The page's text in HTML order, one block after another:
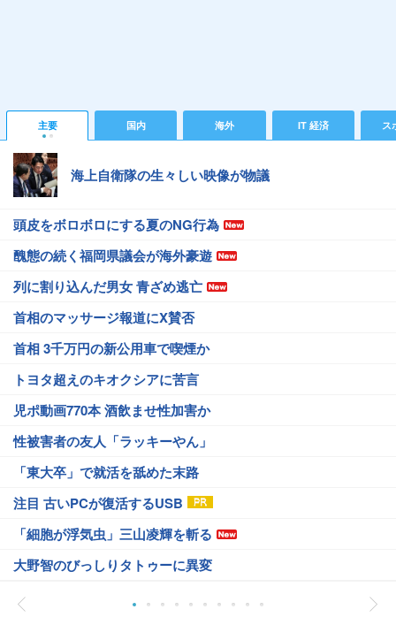
主要 国内 海外 IT 経済 ス
海上自衛隊の生々しい映像が物議
頭皮をボロボロにする夏のNG行為
醜態の続く福岡県議会が海外豪遊
列に割り込んだ男女 青ざめ逃亡
首相のマッサージ報道にX賛否
首相 3千万円の新公用車で喫煙か
トヨタ超えのキオクシアに苦言
児ポ動画770本 酒飲ませ性加害か
性被害者の友人「ラッキーやん」
「東大卒」で就活を舐めた末路
注目 古いPCが復活するUSB
「細胞が浮気虫」三山凌輝を斬る
大野智のびっしりタトゥーに異変